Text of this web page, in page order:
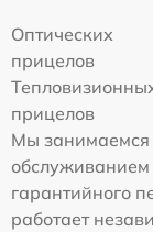
Оптических
прицелов
прицелов
Мы занимаемся
обслуживанием
гарантийного
работает